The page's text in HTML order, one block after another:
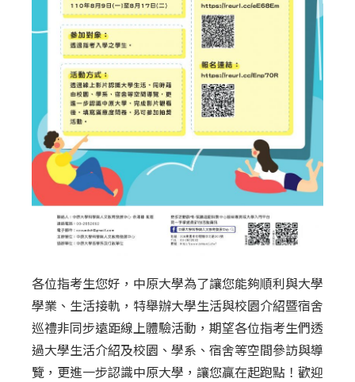
各位指考生您好，中原大學為了讓您能夠順利與大學
學業、生活接軌，特舉辦大學生活與校園介紹暨宿舍
巡禮非同步遠距線上體驗活動，期望各位指考生們透
過大學生活介紹及校園、學系、宿舍等空間參訪與導
覽，更進一步認識中原大學，讓您贏在起跑點！歡迎